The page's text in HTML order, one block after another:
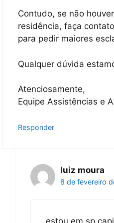
Contudo, se não
residência, faça
para pedir maiores
Qualquer dúvida
Atenciosamente,
Equipe Assistências e
Responder
luiz moura
8 de fevereiro